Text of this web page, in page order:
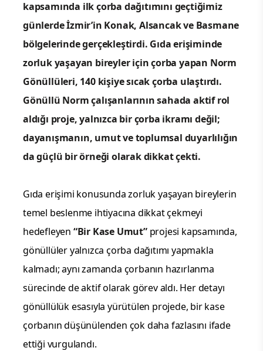
kapsamında ilk çorba dağıtımını geçtiğimiz
günlerde İzmir’in Konak, Alsancak ve Basmane
bölgelerinde gerçekleştirdi. Gıda erişiminde
zorluk yaşayan bireyler için çorba yapan Norm
Gönüllüleri, 140 kişiye sıcak çorba ulaştırdı.
Gönüllü Norm çalışanlarının sahada aktif rol
aldığı proje, yalnızca bir çorba ikramı değil;
dayanışmanın, umut ve toplumsal duyarlılığın
da güçlü bir örneği olarak dikkat çekti.
Gıda erişimi konusunda zorluk yaşayan bireylerin
temel beslenme ihtiyacına dikkat çekmeyi
hedefleyen “Bir Kase Umut”projesi kapsamında,
gönüllüler yalnızca çorba dağıtımı yapmakla
kalmadı; aynı zamanda çorbanın hazırlanma
sürecinde de aktif olarak görev aldı. Her detayı
gönüllülük esasıyla yürütülen projede, bir kase
çorbanın düşünülenden çok daha fazlasını ifade
ettiği vurgulandı.